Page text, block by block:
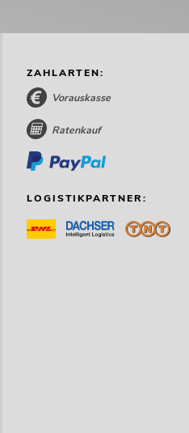
ZAHLARTEN:
Vorauskasse
Ratenkauf
LOGISTIKPARTNER: